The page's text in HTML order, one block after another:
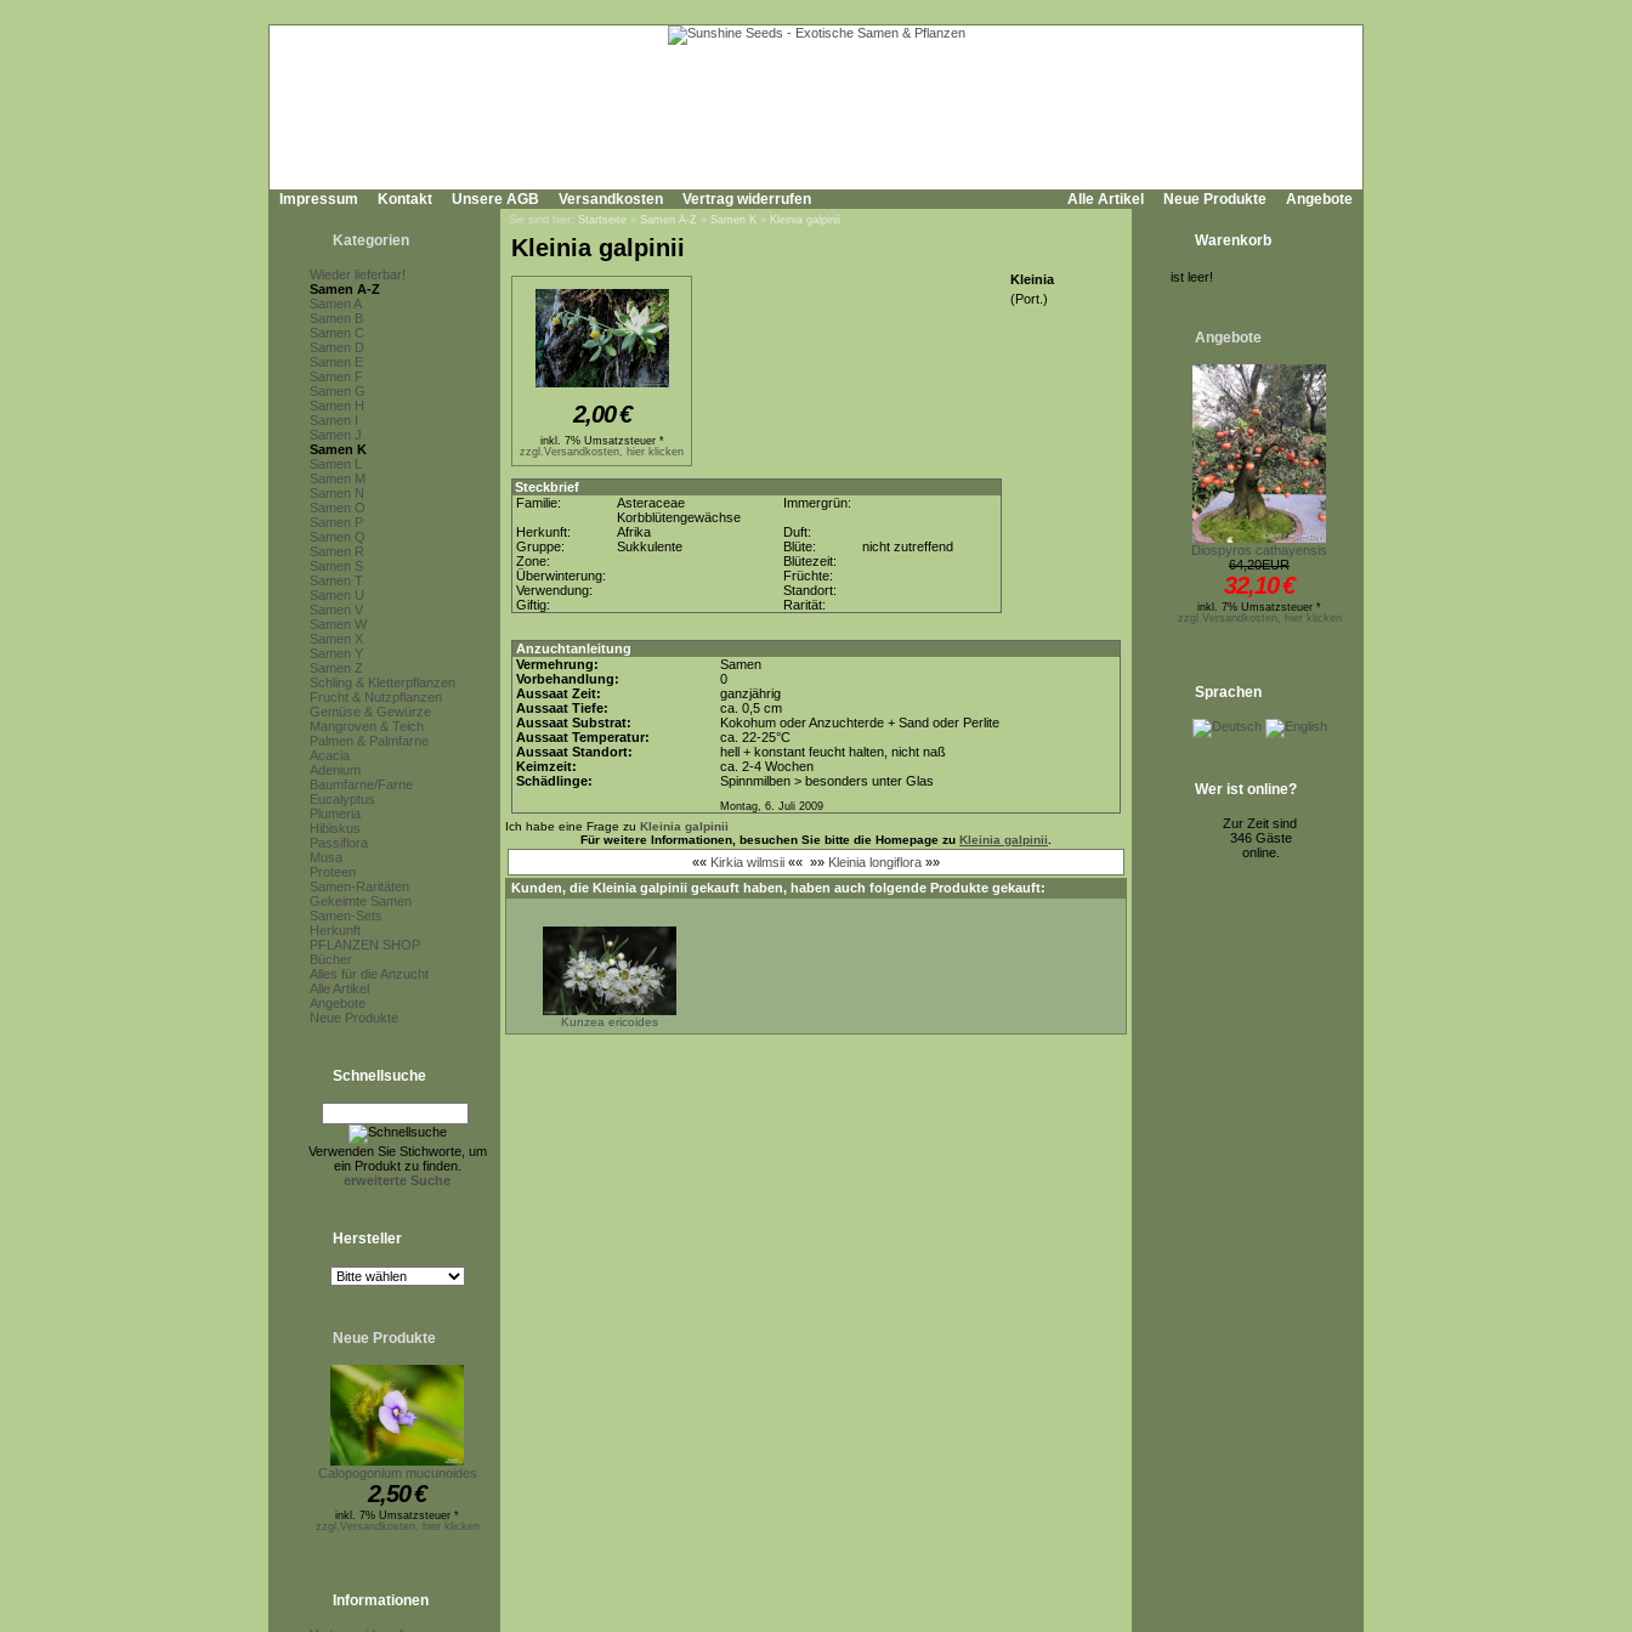
Impressum Kontakt Unsere AGB Versandkosten Vertrag widerrufen Alle Artikel Neue Produkte Angebote
Kategorien
Wieder lieferbar!
Samen A-Z
Samen A
Samen B
Samen C
Samen D
Samen E
Samen F
Samen G
Samen H
Samen I
Samen J
Samen K
Samen L
Samen M
Samen N
Samen O
Samen P
Samen Q
Samen R
Samen S
Samen T
Samen U
Samen V
Samen W
Samen X
Samen Y
Samen Z
Schling & Kletterpflanzen
Frucht & Nutzpflanzen
Gemüse & Gewürze
Mangroven & Teich
Palmen & Palmfarne
Acacia
Adenium
Baumfarne/Farne
Eucalyptus
Plumeria
Hibiskus
Passiflora
Musa
Proteen
Samen-Raritäten
Gekeimte Samen
Samen-Sets
Herkunft
PFLANZEN SHOP
Bücher
Alles für die Anzucht
Alle Artikel
Angebote
Neue Produkte
Schnellsuche
Verwenden Sie Stichworte, um
ein Produkt zu finden.
erweiterte Suche
Hersteller
Neue Produkte
Calopogonium mucunoides
2,50€
inkl. 7% Umsatzsteuer *
zzgl.Versandkosten, hier klicken
Informationen
Sie sind hier: Startseite » Samen A-Z » Samen K » Kleinia galpinii
Kleinia galpinii
2,00€
inkl. 7% Umsatzsteuer *
zzgl.Versandkosten, hier klicken
Kleinia
(Port.)
Steckbrief
Familie:
Asteraceae
Korbblütengewächse
Immergrün:
Herkunft:
Afrika
Duft:
Gruppe:
Sukkulente Blüte:
nicht zutreffend
Zone:
Blütezeit:
Überwinterung:
Früchte:
Verwendung:
Standort:
Giftig:
Rarität:
Anzuchtanleitung
Vermehrung:
Samen
Vorbehandlung:
0
Aussaat Zeit:
ganzjährig
Aussaat Tiefe:
ca. 0,5 cm
Aussaat Substrat:
Kokohum oder Anzuchterde + Sand oder Perlite
Aussaat Temperatur:
ca. 22-25°C
Aussaat Standort:
hell + konstant feucht halten, nicht naß
Keimzeit:
ca. 2-4 Wochen
Schädlinge:
Spinnmilben > besonders unter Glas
Montag, 6. Juli 2009
Ich habe eine Frage zu Kleinia galpinii
Für weitere Informationen, besuchen Sie bitte die Homepage zu Kleinia galpinii
«« Kirkia wilmsii «« »» Kleinia longiflora »»
Kunden, die Kleinia galpinii gekauft haben, haben auch folgende Produkte gekauft:
Kunzea ericoides
Warenkorb
ist leer!
Angebote
Diospyros cathayensis
64,20EUR
32,10€
inkl. 7% Umsatzsteuer *
zzgl.Versandkosten, hier klicken
Sprachen
Wer ist online?
Zur Zeit sind
346 Gäste
online.